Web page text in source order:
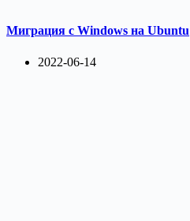
Миграция с Windows на Ubuntu
2022-06-14